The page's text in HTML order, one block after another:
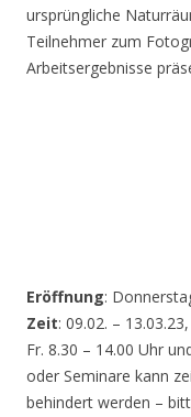
ursprüngliche
Teilnehmer zum
Arbeitsergebnisse
Eröffnung:
Zeit: 09.02. –
Fr. 8.30 – 14.00 Uhr
oder Seminare kann
behindert werden –